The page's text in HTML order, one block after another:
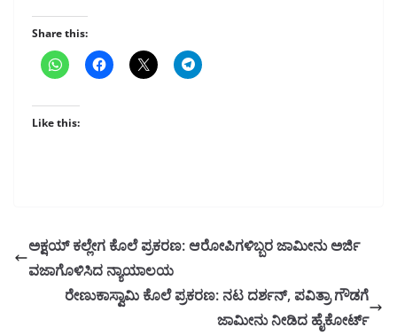
Share this:
Like this:
ಅಕ್ಷಯ್ ಕಲ್ಲೇಗ ಕೊಲೆ ಪ್ರಕರಣ: ಆರೋಪಿಗಳಿಬ್ಬರ ಜಾಮೀನು ಅರ್ಜಿ
ವಜಾಗೊಳಿಸಿದ ನ್ಯಾಯಾಲಯ
ರೇಣುಕಾಸ್ವಾಮಿ ಕೊಲೆ ಪ್ರಕರಣ: ನಟ ದರ್ಶನ್‌, ಪವಿತ್ರಾ ಗೌಡಗೆ
ಜಾಮೀನು ನೀಡಿದ ಹೈಕೋರ್ಟ್